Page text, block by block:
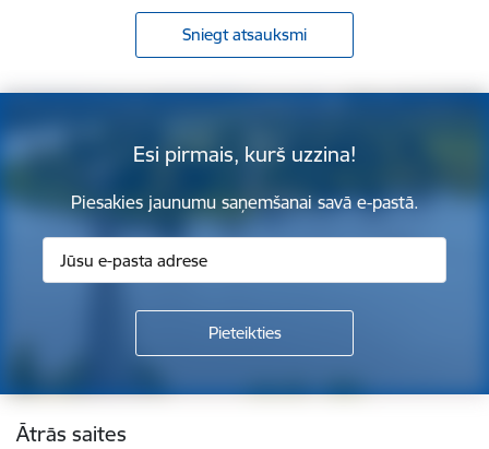
Sniegt atsauksmi
Esi pirmais, kurš uzzina!
Piesakies jaunumu saņemšanai savā e-pastā.
Kājene
Ātrās saites